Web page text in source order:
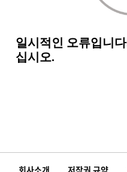
회사소개 저작권 규약